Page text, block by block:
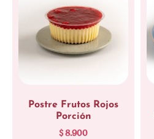
Postre Frutos Rojos
Porción
$8.900